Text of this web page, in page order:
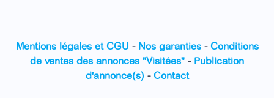
Mentions légales et CGU - Nos garanties- Conditions
de ventes des annonces "Visitées" - Publication
d'annonce(s) - Contact